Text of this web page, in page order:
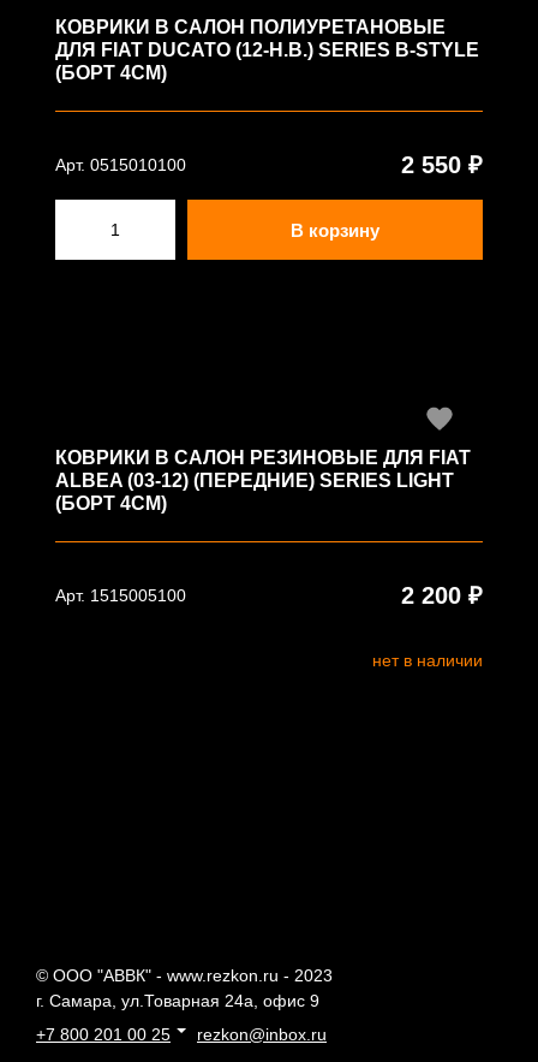
КОВРИКИ В САЛОН ПОЛИУРЕТАНОВЫЕ
ДЛЯ FIAT DUCATO (12-Н.В.) SERIES B-STYLE
(БОРТ 4СМ)
Арт. 0515010100 2 550 ₽
В корзину
КОВРИКИ В САЛОН РЕЗИНОВЫЕ ДЛЯ FIAT
ALBEA (03-12) (ПЕРЕДНИЕ) SERIES LIGHT
(БОРТ 4СМ)
Арт. 1515005100 2 200 ₽
нет в наличии
© ООО "АВВК" - www.rezkon.ru - 2023
г. Самара, ул.Товарная 24а, офис 9
+7 800 201 00 25
rezkon@inbox.ru